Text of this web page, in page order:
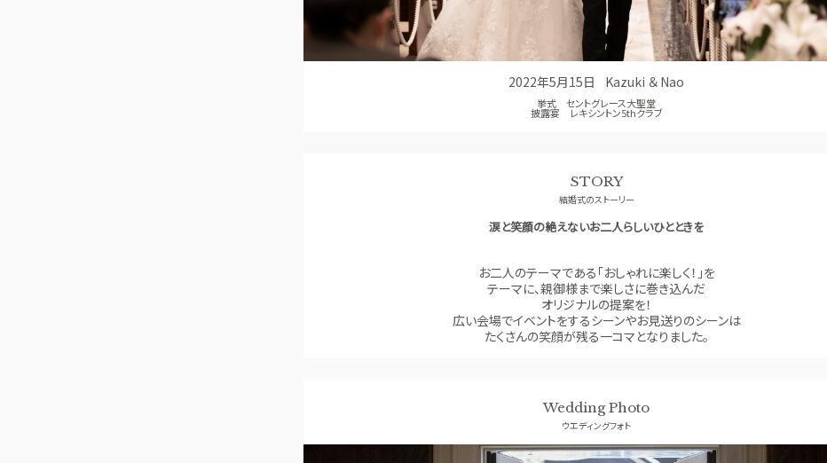
ご列席者の皆さまへ
SUPPORT
お手伝い
2022年5月15日 Kazuki ＆ Nao
挙式 セントグレース大聖堂
披露宴 レキシントン5thクラブ
STORY
結婚式のストーリー
涙と笑顔の絶えないお二人らしいひとときを
お二人のテーマである「おしゃれに楽しく！」を
テーマに、親御様まで楽しさに巻き込んだ
オリジナルの提案を！
広い会場でイベントをするシーンやお見送りのシーンは
たくさんの笑顔が残る一コマとなりました。
Wedding Photo
ウエディングフォト